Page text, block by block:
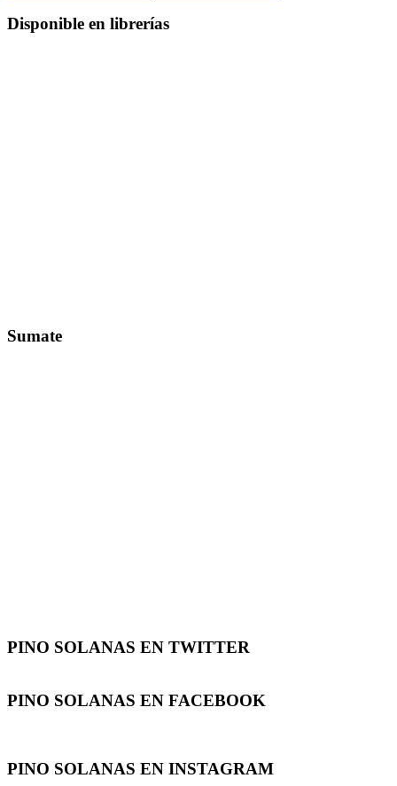
Disponible en librerías
Sumate
PINO SOLANAS EN TWITTER
PINO SOLANAS EN FACEBOOK
PINO SOLANAS EN INSTAGRAM